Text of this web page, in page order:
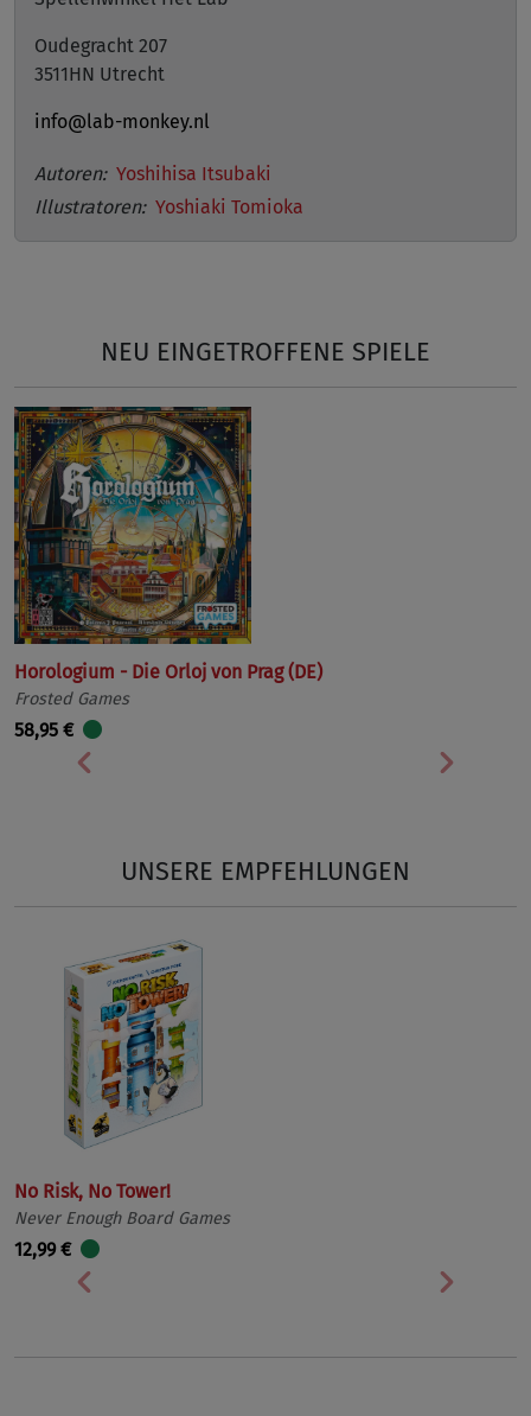
Oudegracht 207
3511HN Utrecht
info@lab-monkey.nl
Autoren: Yoshihisa Itsubaki
Illustratoren: Yoshiaki Tomioka
NEU EINGETROFFENE SPIELE
Horologium - Die Orloj von Prag (DE)
Frosted Games
58,95 €
Vorherige
UNSERE EMPFEHLUNGEN
No Risk, No Tower!
Never Enough Board Games
12,99 €
Vorherige